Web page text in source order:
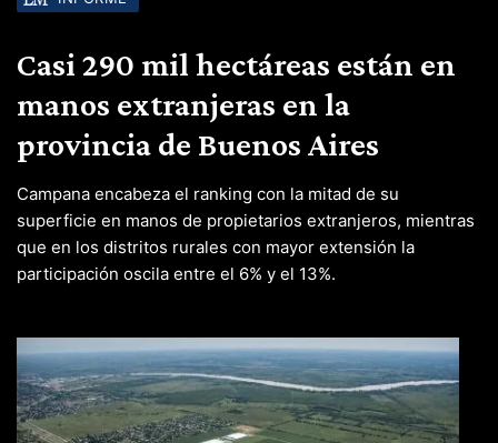
Casi 290 mil hectáreas están en
manos extranjeras en la
provincia de Buenos Aires
Campana encabeza el ranking con la mitad de su
superficie en manos de propietarios extranjeros, mientras
que en los distritos rurales con mayor extensión la
participación oscila entre el 6% y el 13%.